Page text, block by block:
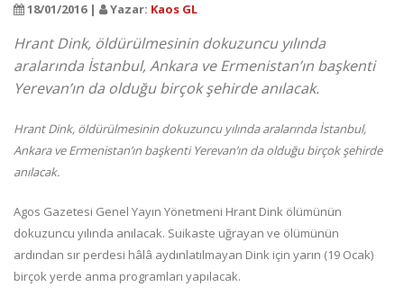
18/01/2016 | Yazar: Kaos GL
Hrant Dink, öldürülmesinin dokuzuncu yılında
aralarında İstanbul, Ankara ve Ermenistan’ın başkenti
Yerevan’ın da olduğu birçok şehirde anılacak.
Hrant Dink, öldürülmesinin dokuzuncu yılında aralarında İstanbul,
Ankara ve Ermenistan’ın başkenti Yerevan’ın da olduğu birçok şehirde
anılacak.
Agos Gazetesi Genel Yayın Yönetmeni Hrant Dink ölümünün
dokuzuncu yılında anılacak. Suikaste uğrayan ve ölümünün
ardından sır perdesi hâlâ aydınlatılmayan Dink için yarın (19 Ocak)
birçok yerde anma programları yapılacak.